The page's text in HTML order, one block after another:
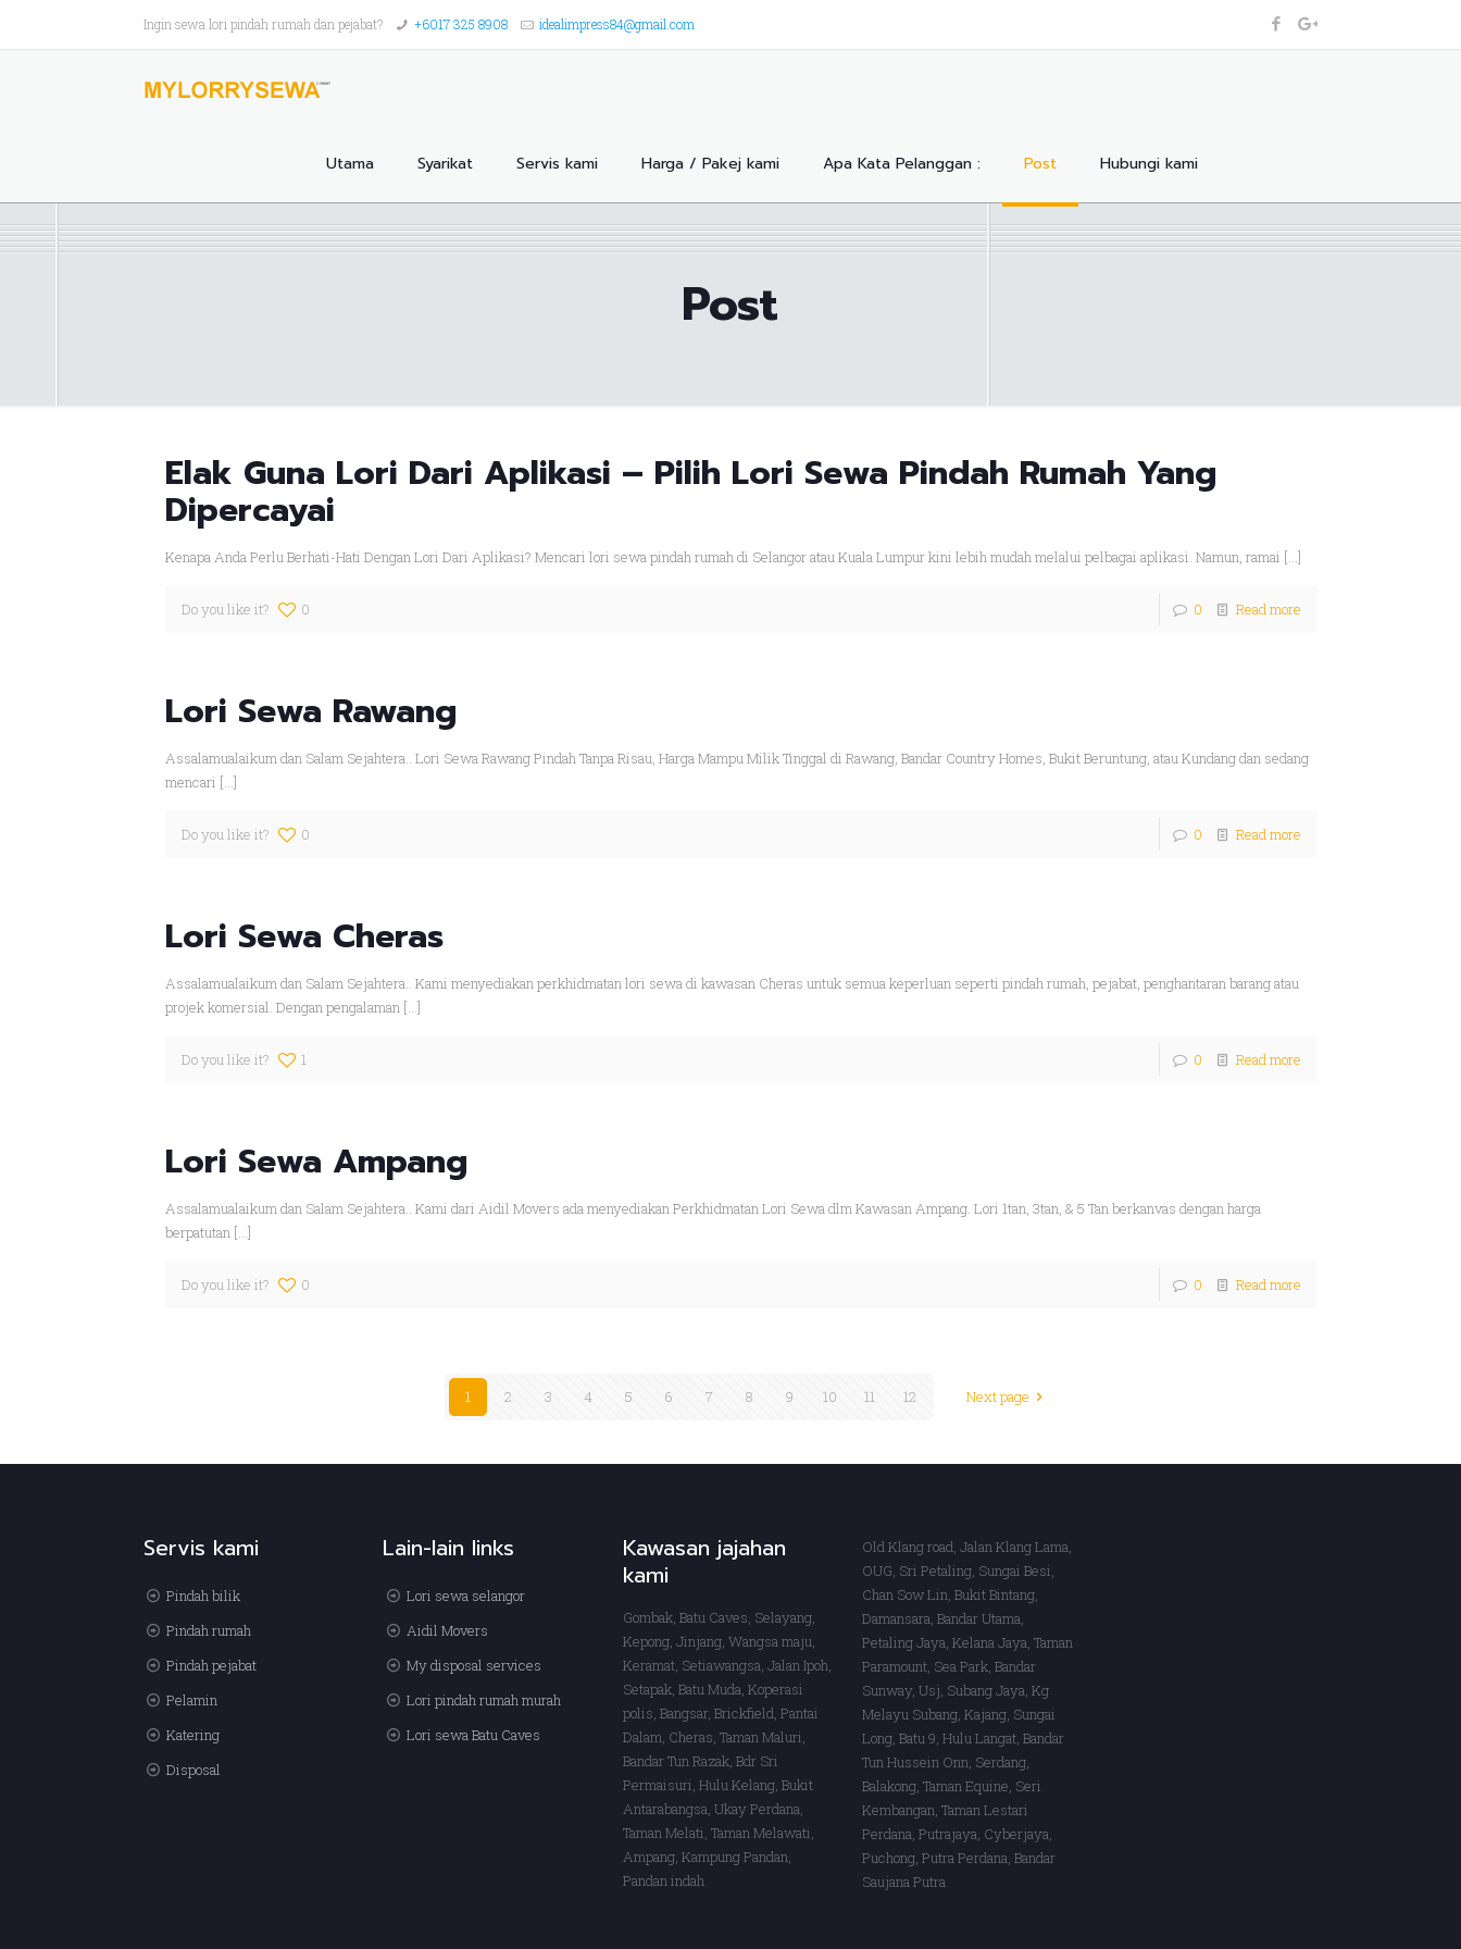
Ingin sewa lori pindah rumah dan pejabat? +6017 325 8908 idealimpress84@gmail.com
Utama Syarikat Servis kami Harga / Pakej kami Apa Kata Pelanggan : Post Hubungi kami
Post
Elak Guna Lori Dari Aplikasi – Pilih Lori Sewa Pindah Rumah Yang
Dipercayai
Kenapa Anda Perlu Berhati-Hati Dengan Lori Dari Aplikasi? Mencari lori sewa pindah rumah di Selangor atau Kuala Lumpur kini lebih mudah melalui pelbagai aplikasi. Namun, ramai […]
Do you like it? 0 0 Read more
Lori Sewa Rawang
Assalamualaikum dan Salam Sejahtera.. Lori Sewa Rawang Pindah Tanpa Risau, Harga Mampu Milik Tinggal di Rawang, Bandar Country Homes, Bukit Beruntung, atau Kundang dan sedang
mencari […]
Do you like it? 0 0 Read more
Lori Sewa Cheras
Assalamualaikum dan Salam Sejahtera.. Kami menyediakan perkhidmatan lori sewa di kawasan Cheras untuk semua keperluan seperti pindah rumah, pejabat, penghantaran barang atau
projek komersial. Dengan pengalaman […]
Do you like it? 1 0 Read more
Lori Sewa Ampang
Assalamualaikum dan Salam Sejahtera.. Kami dari Aidil Movers ada menyediakan Perkhidmatan Lori Sewa dlm Kawasan Ampang. Lori 1tan, 3tan, & 5 Tan berkanvas dengan harga
berpatutan […]
Do you like it? 0 0 Read more
1 2 3 4 5 6 7 8 9 10 11 12 Next page
Servis kami
Pindah bilik
Pindah rumah
Pindah pejabat
Pelamin
Katering
Disposal
Lain-lain links
Lori sewa selangor
Aidil Movers
My disposal services
Lori pindah rumah murah
Lori sewa Batu Caves
Kawasan jajahan
kami
Gombak, Batu Caves, Selayang,
Kepong, Jinjang, Wangsa maju,
Keramat, Setiawangsa, Jalan Ipoh,
Setapak, Batu Muda, Koperasi
polis, Bangsar, Brickfield, Pantai
Dalam, Cheras, Taman Maluri,
Bandar Tun Razak, Bdr Sri
Permaisuri, Hulu Kelang, Bukit
Antarabangsa, Ukay Perdana,
Taman Melati, Taman Melawati,
Ampang, Kampung Pandan,
Pandan indah
Old Klang road, Jalan Klang Lama,
OUG, Sri Petaling, Sungai Besi,
Chan Sow Lin, Bukit Bintang,
Damansara, Bandar Utama,
Petaling Jaya, Kelana Jaya, Taman
Paramount, Sea Park, Bandar
Sunway, Usj, Subang Jaya, Kg
Melayu Subang, Kajang, Sungai
Long, Batu 9, Hulu Langat, Bandar
Tun Hussein Onn, Serdang,
Balakong, Taman Equine, Seri
Kembangan, Taman Lestari
Perdana, Putrajaya, Cyberjaya,
Puchong, Putra Perdana, Bandar
Saujana Putra